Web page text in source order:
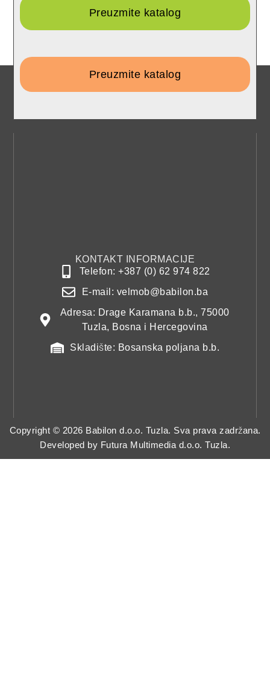
Preuzmite katalog
Preuzmite katalog
KONTAKT INFORMACIJE
Telefon: +387 (0) 62 974 822
E-mail: velmob@babilon.ba
Adresa: Drage Karamana b.b., 75000
Tuzla, Bosna i Hercegovina
Skladište: Bosanska poljana b.b.
Copyright © 2026 Babilon d.o.o. Tuzla. Sva prava zadržana.
Developed by Futura Multimedia d.o.o. Tuzla.